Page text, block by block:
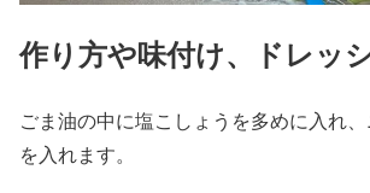
作り方や味付け、ドレッ
ごま油の中に塩こしょうを多めに入れ
を入れます。